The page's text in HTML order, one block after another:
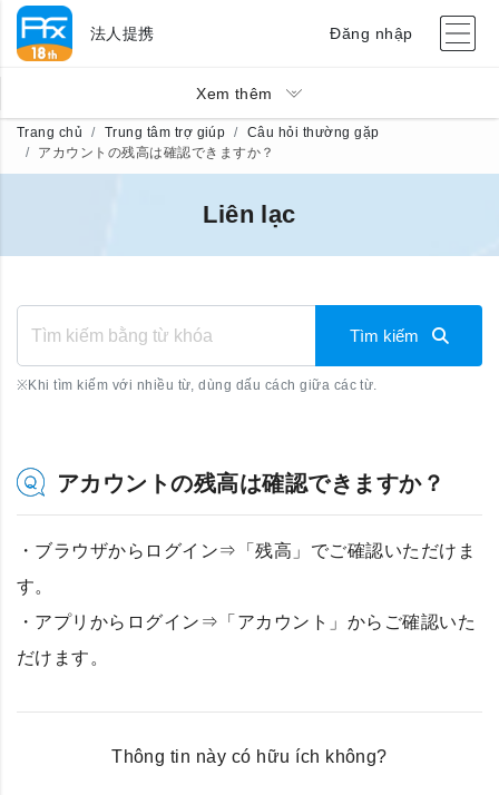
法人提携 Đăng nhập
Xem thêm
Trang chủ Trung tâm trợ giúp
Câu hỏi thường gặp
アカウントの残高は確認できますか？
Liên lạc
Tìm kiếm
※Khi tìm kiếm với nhiều từ, dùng dấu cách giữa các từ.
アカウントの残高は確認できますか？
・ブラウザからログイン⇒「残高」でご確認いただけま
す。
・アプリからログイン⇒「アカウント」からご確認いた
だけます。
Thông tin này có hữu ích không?